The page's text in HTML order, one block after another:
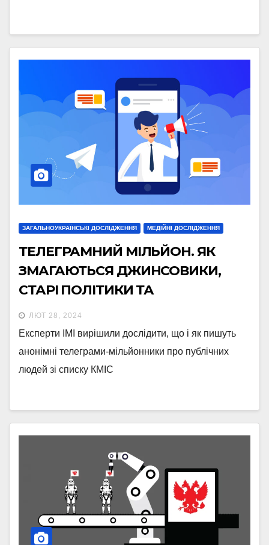
ЗАГАЛЬНОУКРАЇНСЬКІ ДОСЛІДЖЕННЯ МЕДІЙНІ ДОСЛІДЖЕННЯ
ТЕЛЕГРАМНИЙ МІЛЬЙОН. ЯК
ЗМАГАЮТЬСЯ ДЖИНСОВИКИ,
СТАРІ ПОЛІТИКИ ТА
ПСЕВДОЕКСПЕРТИ
ЛЮТ 28, 2024
Експерти ІМІ вирішили дослідити, що і як пишуть
анонімні телеграми-мільйонники про публічних
людей зі списку КМІС